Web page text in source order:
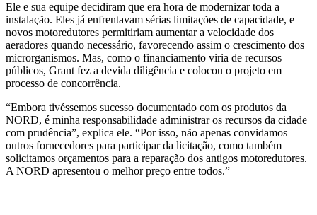
Ele e sua equipe decidiram que era hora de modernizar toda a
instalação. Eles já enfrentavam sérias limitações de capacidade, e
novos motoredutores permitiriam aumentar a velocidade dos
aeradores quando necessário, favorecendo assim o crescimento dos
microrganismos. Mas, como o financiamento viria de recursos
públicos, Grant fez a devida diligência e colocou o projeto em
processo de concorrência.
“Embora tivéssemos sucesso documentado com os produtos da
NORD, é minha responsabilidade administrar os recursos da cidade
com prudência”, explica ele. “Por isso, não apenas convidamos
outros fornecedores para participar da licitação, como também
solicitamos orçamentos para a reparação dos antigos motoredutores.
A NORD apresentou o melhor preço entre todos.”